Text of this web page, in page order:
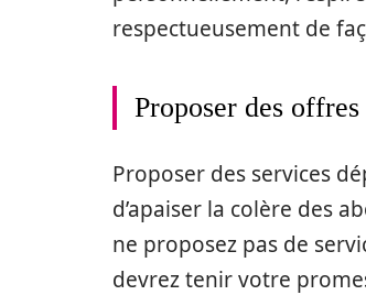
respectueusement de
Proposer des
Proposer des services
d’apaiser la colère des
ne proposez pas de
devrez tenir votre